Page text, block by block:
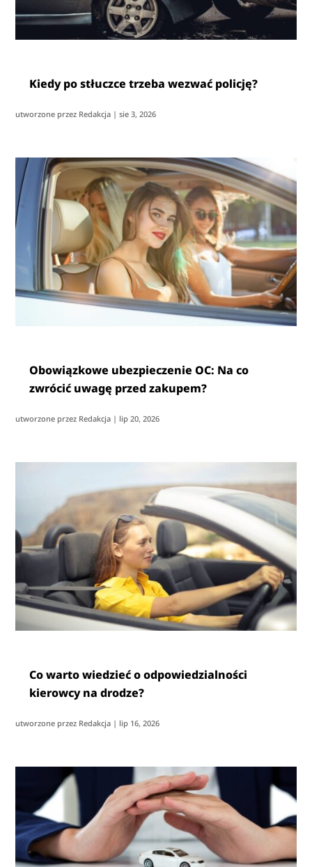
Kiedy po stłuczce trzeba wezwać policję?
utworzone przez Redakcja |sie 3, 2026
Obowiązkowe ubezpieczenie OC: Na co
zwrócić uwagę przed zakupem?
utworzone przez Redakcja | lip 20, 2026
Co warto wiedzieć o odpowiedzialności
kierowcy na drodze?
utworzone przez Redakcja | lip 16, 2026